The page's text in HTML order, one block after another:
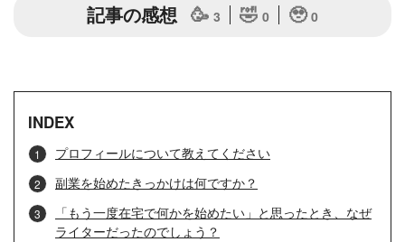
記事の感想 🥳 3 🤣 0 🥹 0
INDEX
プロフィールについて教えてください
副業を始めたきっかけは何ですか？
「もう一度在宅で何かを始めたい」と思ったとき、なぜ
ライターだったのでしょう？